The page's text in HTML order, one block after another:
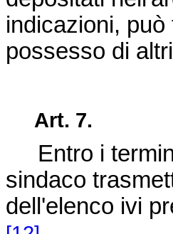
indicazioni,
possesso di
Art. 7.
Entro i
sindaco
dell'elenco ivi